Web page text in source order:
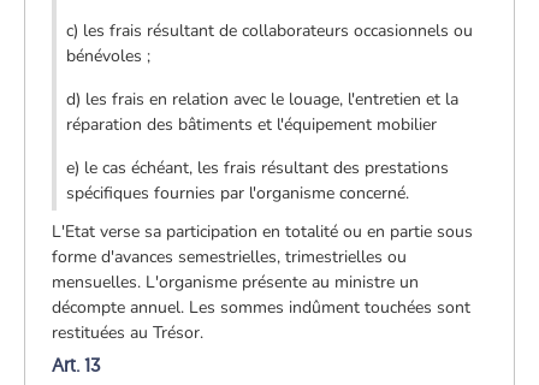
c) les frais résultant de collaborateurs occasionnels ou
bénévoles ;
d) les frais en relation avec le louage, l'entretien et la
réparation des bâtiments et l'équipement mobilier
e) le cas échéant, les frais résultant des prestations
spécifiques fournies par l'organisme concerné.
L'Etat verse sa participation en totalité ou en partie sous
forme d'avances semestrielles, trimestrielles ou
mensuelles. L'organisme présente au ministre un
décompte annuel. Les sommes indûment touchées sont
restituées au Trésor.
Art. 13